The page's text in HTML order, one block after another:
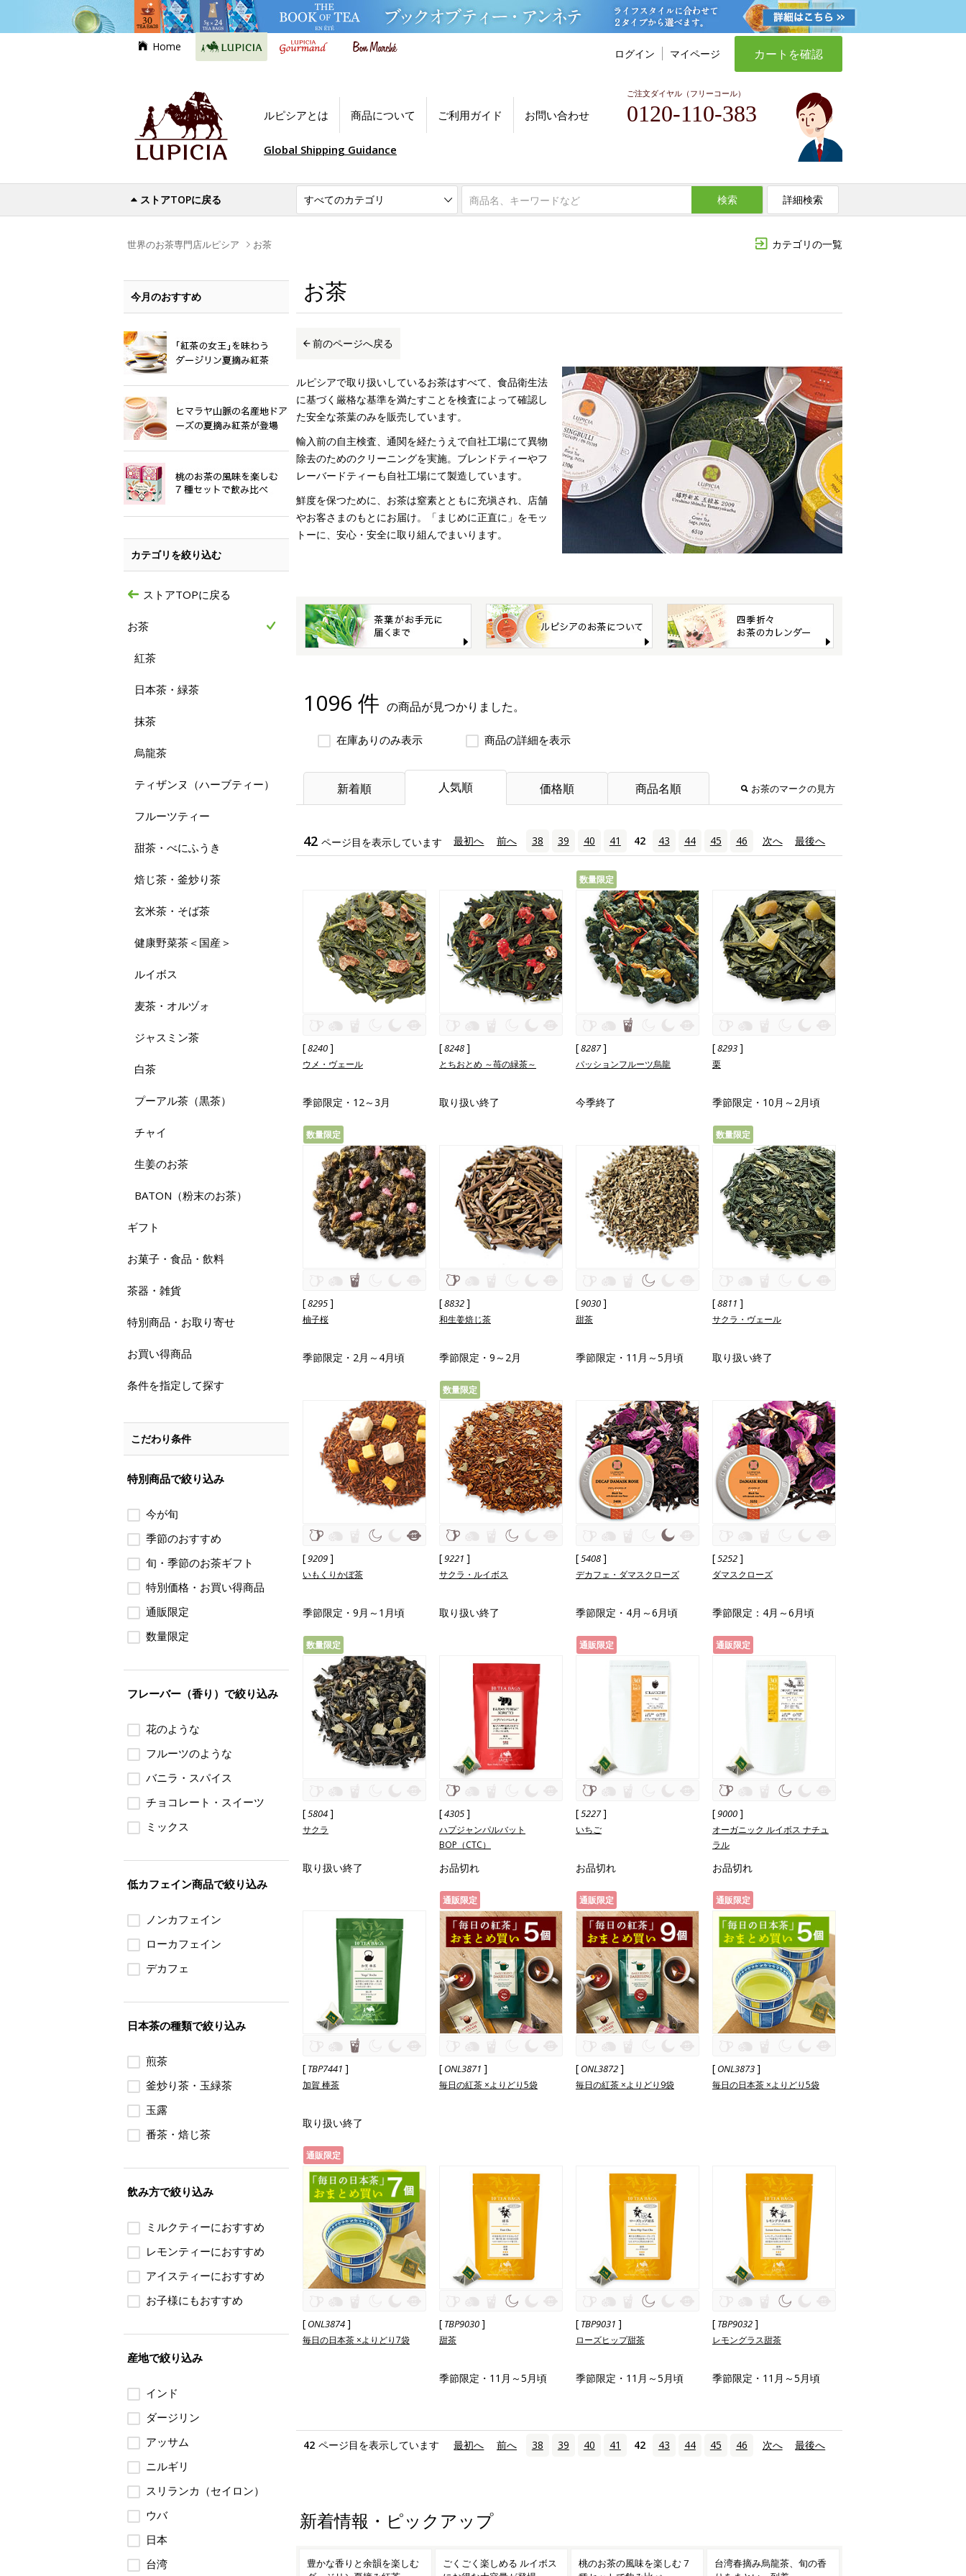
Home
ログイン マイページ カートを確認
ルピシアとは 商品について ご利用ガイド お問い合わせ
ご注文ダイヤル（フリーコール）
0120-110-383
Global Shipping Guidance
ストアTOPに戻る 検索 詳細検索
カテゴリの一覧
世界のお茶専門店ルピシア お茶
お茶
前のページへ戻る
ルピシアで取り扱いしているお茶はすべて、食品衛生法
に基づく厳格な基準を満たすことを検査によって確認し
た安全な茶葉のみを販売しています。
輸入前の自主検査、通関を経たうえで自社工場にて異物
除去のためのクリーニングを実施。ブレンドティーやフ
レーバードティーも自社工場にて製造しています。
鮮度を保つために、お茶は窒素とともに充塡され、店舗
やお客さまのもとにお届け。「まじめに正直に」をモッ
トーに、安心・安全に取り組んでまいります。
1096 件 の商品が見つかりました。
在庫ありのみ表示 商品の詳細を表示
新着順 人気順 価格順 商品名順 お茶のマークの見方
42 ページ目を表示しています 最初へ 前へ 38 39 40 41 42 43 44 45 46 次へ 最後へ
[8240]
ウメ・ヴェール
季節限定・12～3月
[8248]
とちおとめ ～苺の緑茶～
取り扱い終了
数量限定
[8287]
パッションフルーツ烏龍
今季終了
[8293]
栗
季節限定・10月～2月頃
数量限定
[8295]
柚子桜
季節限定・2月～4月頃
[8832]
和生姜焙じ茶
季節限定・9～2月
[9030]
甜茶
季節限定・11月～5月頃
数量限定
[8811 ]
サクラ・ヴェール
取り扱い終了
[9209]
いもくりかぼ茶
季節限定・9月～1月頃
数量限定
[9221 ]
サクラ・ルイボス
取り扱い終了
[5408]
デカフェ・ダマスクローズ
季節限定・4月～6月頃
[5252]
ダマスクローズ
季節限定：4月～6月頃
数量限定
[5804]
サクラ
取り扱い終了
[4305]
ハプジャンパルバット
BOP（CTC）
お品切れ
通販限定
[5227]
いちご
お品切れ
通販限定
[9000]
オーガニック ルイボス ナチュ
ラル
お品切れ
[ TBP7441 ]
加賀 棒茶
取り扱い終了
通販限定
[ ONL3871 ]
毎日の紅茶 ×よりどり5袋
通販限定
[ ONL3872]
毎日の紅茶 ×よりどり9袋
通販限定
[ ONL3873]
毎日の日本茶 ×よりどり5袋
通販限定
[ ONL3874]
毎日の日本茶 ×よりどり7袋
[ TBP9030]
甜茶
季節限定・11月～5月頃
[ TBP9031 ]
ローズヒップ甜茶
季節限定・11月～5月頃
[ TBP9032]
レモングラス甜茶
季節限定・11月～5月頃
42 ページ目を表示しています 最初へ 前へ 38 39 40 41 42 43 44 45 46 次へ 最後へ
新着情報・ピックアップ
宝瓶と茶杯でちょっと贅沢
ごくごく楽しめる ルイボス
桃のお茶の風味を楽しむ 7
台湾春摘み烏龍茶、旬の香
果実香る、爽やかな一杯 フ
今月のおすすめ
カテゴリを絞り込む
ストアTOPに戻る
お茶
紅茶
日本茶・緑茶
抹茶
烏龍茶
ティザンヌ（ハーブティー）
フルーツティー
甜茶・べにふうき
焙じ茶・釜炒り茶
玄米茶・そば茶
健康野菜茶＜国産＞
ルイボス
麦茶・オルヅォ
ジャスミン茶
白茶
プーアル茶（黒茶）
チャイ
生姜のお茶
BATON（粉末のお茶）
ギフト
お菓子・食品・飲料
茶器・雑貨
特別商品・お取り寄せ
お買い得商品
条件を指定して探す
こだわり条件
特別商品で絞り込み
今が旬
季節のおすすめ
旬・季節のお茶ギフト
特別価格・お買い得商品
通販限定
数量限定
フレーバー（香り）で絞り込み
花のような
フルーツのような
バニラ・スパイス
チョコレート・スイーツ
ミックス
低カフェイン商品で絞り込み
ノンカフェイン
ローカフェイン
デカフェ
日本茶の種類で絞り込み
煎茶
釜炒り茶・玉緑茶
玉露
番茶・焙じ茶
飲み方で絞り込み
ミルクティーにおすすめ
レモンティーにおすすめ
アイスティーにおすすめ
お子様にもおすすめ
産地で絞り込み
インド
ダージリン
アッサム
ニルギリ
スリランカ（セイロン）
ウバ
日本
台湾